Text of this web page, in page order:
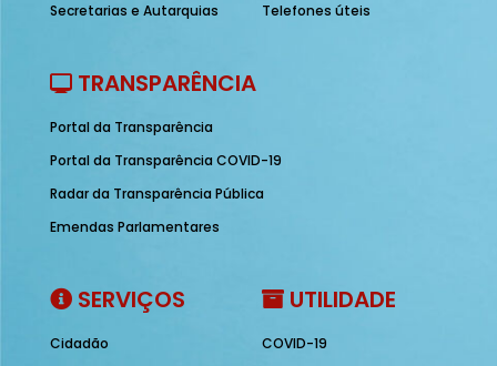
Secretarias e Autarquias
Telefones úteis
TRANSPARÊNCIA
Portal da Transparência
Portal da Transparência COVID-19
Radar da Transparência Pública
Emendas Parlamentares
SERVIÇOS
Cidadão
UTILIDADE
COVID-19